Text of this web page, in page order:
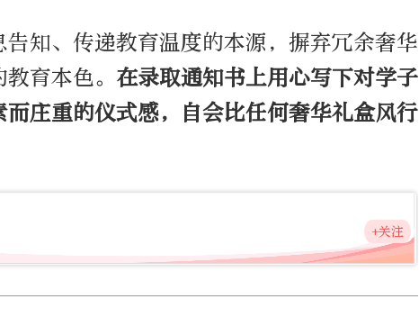
知、传递教育温度的本源，摒弃冗余奢华
育本色。 在录取通知书上用心写下对学子
庄重的仪式感，自会比任何奢华礼盒风行
+关注